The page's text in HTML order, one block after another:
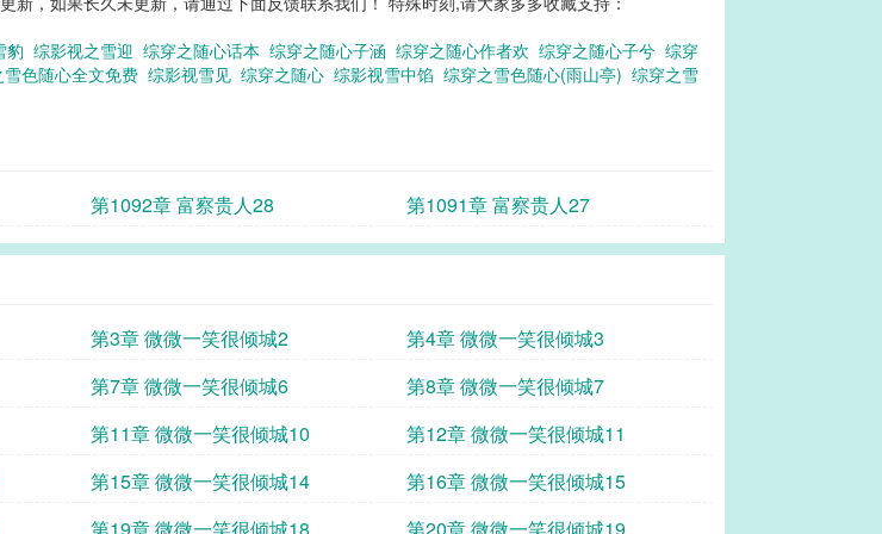
豹 综影视之雪迎 综穿之随心话本 综穿之随心子涵 综穿之随心作者欢 综穿之随心子兮 综穿
色随心全文免费 综影视雪见 综穿之随心 综影视雪中馅 综穿之雪色随心(雨山亭) 综穿之雪
第1092章 富察贵人28 第1091章 富察贵人27
第3章 微微一笑很倾城2
第4章 微微一笑很倾城3
第7章 微微一笑很倾城6
第8章 微微一笑很倾城7
第11章 微微一笑很倾城10
第12章 微微一笑很倾城11
第15章 微微一笑很倾城14
第16章 微微一笑很倾城15